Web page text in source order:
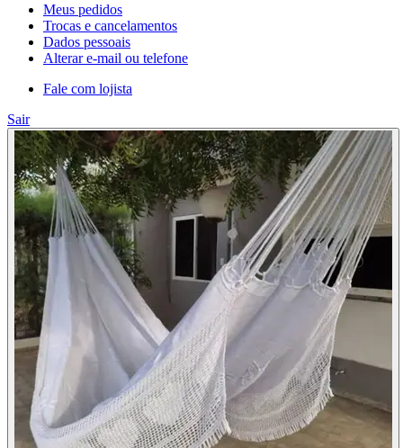
Meus pedidos
Trocas e cancelamentos
Dados pessoais
Alterar e-mail ou telefone
Fale com lojista
Sair